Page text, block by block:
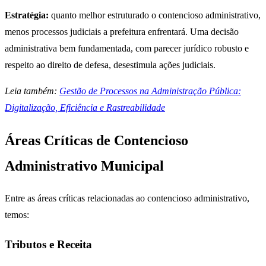
Estratégia: quanto melhor estruturado o contencioso administrativo,
menos processos judiciais a prefeitura enfrentará. Uma decisão
administrativa bem fundamentada, com parecer jurídico robusto e
respeito ao direito de defesa, desestimula ações judiciais.
Leia também: Gestão de Processos na Administração Pública:
Digitalização, Eficiência e Rastreabilidade
Áreas Críticas de Contencioso
Administrativo Municipal
Entre as áreas críticas relacionadas ao contencioso administrativo,
temos:
Tributos e Receita